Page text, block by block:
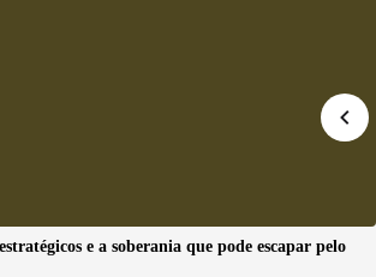
e a soberania que pode escapar pelo